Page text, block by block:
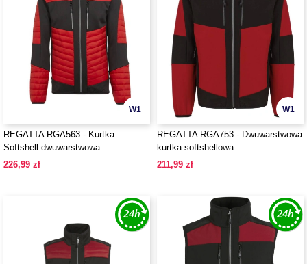
W1
REGATTA RGA563 - Kurtka
Softshell dwuwarstwowa
226,99 zł
W1
REGATTA RGA753 - Dwuwarstwowa
kurtka softshellowa
211,99 zł